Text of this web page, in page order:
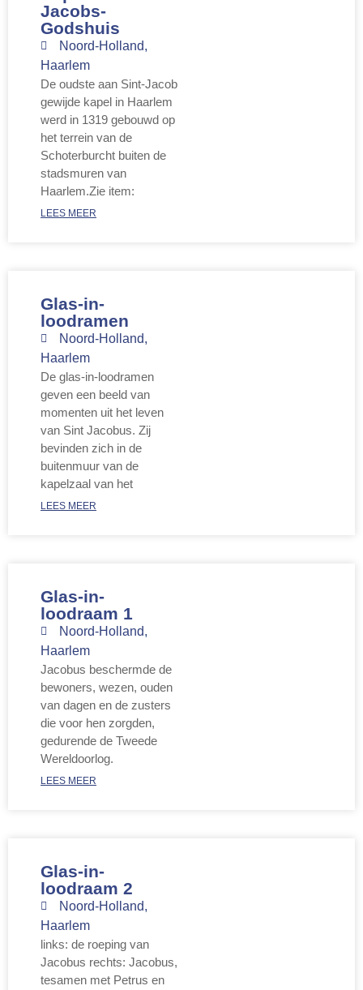
Jacobs-
Godshuis
Noord-Holland,
Haarlem
De oudste aan Sint-Jacob
gewijde kapel in Haarlem
werd in 1319 gebouwd op
het terrein van de
Schoterburcht buiten de
stadsmuren van
Haarlem.Zie item:
LEES MEER
Glas-in-
loodramen
Noord-Holland,
Haarlem
De glas-in-loodramen
geven een beeld van
momenten uit het leven
van Sint Jacobus. Zij
bevinden zich in de
buitenmuur van de
kapelzaal van het
LEES MEER
Glas-in-
loodraam 1
Noord-Holland,
Haarlem
Jacobus beschermde de
bewoners, wezen, ouden
van dagen en de zusters
die voor hen zorgden,
gedurende de Tweede
Wereldoorlog.
LEES MEER
Glas-in-
loodraam 2
Noord-Holland,
Haarlem
links: de roeping van
Jacobus rechts: Jacobus,
tesamen met Petrus en